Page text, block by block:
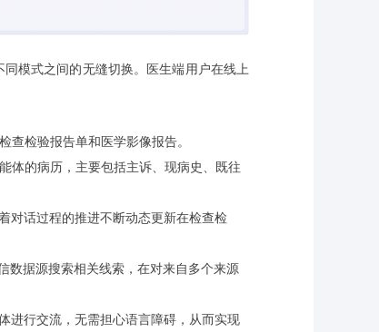
模式之间的无缝切换。医生端用户在线上
检验报告单和医学影像报告。
体的病历，主要包括主诉、现病史、既往
对话过程的推进不断动态更新在检查检
数据源搜索相关线索，在对来自多个来源
进行交流，无需担心语言障碍，从而实现